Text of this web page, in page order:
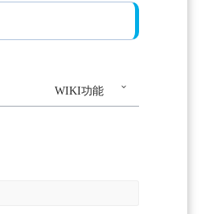
WIKI功能